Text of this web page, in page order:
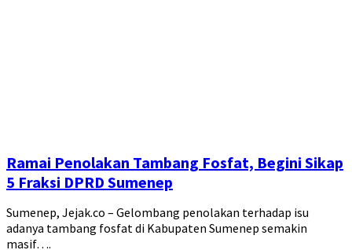
Ramai Penolakan Tambang Fosfat, Begini Sikap
5 Fraksi DPRD Sumenep
Sumenep, Jejak.co – Gelombang penolakan terhadap isu
adanya tambang fosfat di Kabupaten Sumenep semakin
masif….